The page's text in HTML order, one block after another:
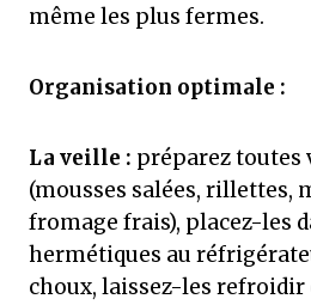
même les plus fermes.
Organisation optimale :
La veille : préparez toutes
(mousses salées, rillettes,
fromage frais), placez-les
hermétiques au
choux, laissez-les